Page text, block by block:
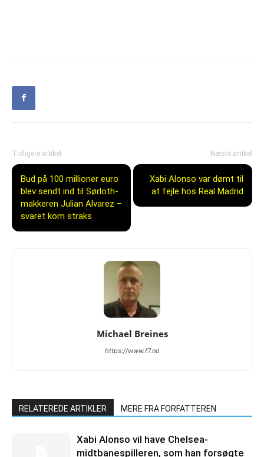
Tidligere artikel
Bud på 100 millioner euro
blev sendt ind til Sørloth-
makkeren Julian Alvarez –
svaret kom straks
Næste artikel
Xabi Alonso var dømt til
at fejle hos Real Madrid
Michael Breines
https://www.f7.no
RELATEREDE ARTIKLER MERE FRA FORFATTEREN
Xabi Alonso vil have Chelsea-
midtbanespilleren, som han forsøgte